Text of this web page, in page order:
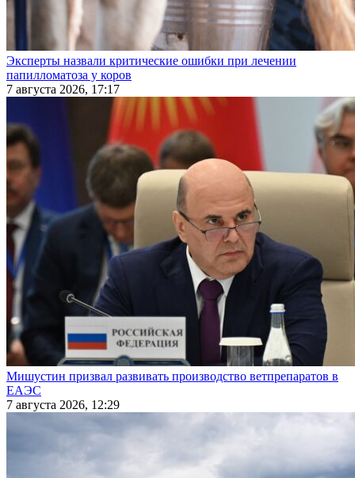
Эксперты назвали критические ошибки при лечении
папилломатоза у коров
7 августа 2026, 17:17
Мишустин призвал развивать производство ветпрепаратов в
ЕАЭС
7 августа 2026, 12:29